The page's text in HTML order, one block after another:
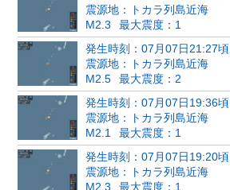
震源地：トカラ列島近海
M2.3
最大震度：1
発生時刻：07月07日21:27頃
震源地：トカラ列島近海
M2.5
最大震度：2
発生時刻：07月07日19:36頃
震源地：トカラ列島近海
M2.1
最大震度：1
発生時刻：07月07日19:20頃
震源地：トカラ列島近海
M2.3
最大震度：1